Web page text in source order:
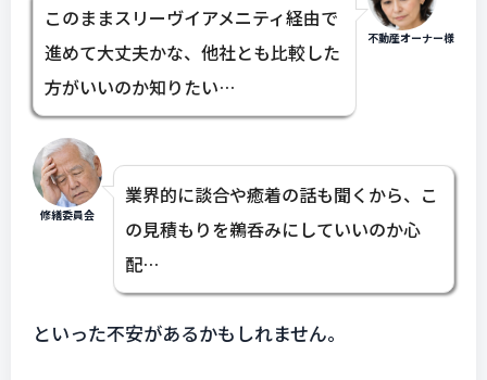
このままスリーヴイアメニティ経由で
進めて大丈夫かな、他社とも比較した
方がいいのか知りたい…
不動産オーナー様
修繕委員会
業界的に談合や癒着の話も聞くから、こ
の見積もりを鵜呑みにしていいのか心
配…
といった不安があるかもしれません。